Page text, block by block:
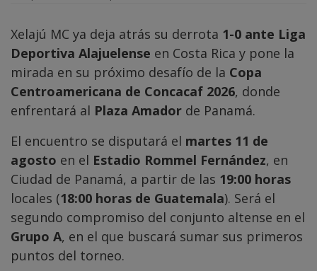
Xelajú MC ya deja atrás su derrota 1-0 ante Liga
Deportiva Alajuelense en Costa Rica y pone la
mirada en su próximo desafío de la Copa
Centroamericana de Concacaf 2026, donde
enfrentará al Plaza Amador de Panamá.
El encuentro se disputará el martes 11 de
agosto en el Estadio Rommel Fernández, en
Ciudad de Panamá, a partir de las 19:00 horas
locales (18:00 horas de Guatemala). Será el
segundo compromiso del conjunto altense en el
Grupo A, en el que buscará sumar sus primeros
puntos del torneo.